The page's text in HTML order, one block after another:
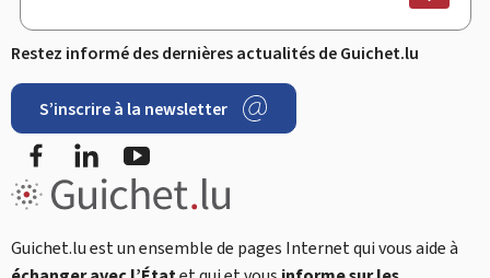
Restez informé des dernières actualités de Guichet.lu
S’inscrire à la newsletter
FacebookLinkedIn
Guichet.lu est un ensemble de pages Internet qui vous aide à